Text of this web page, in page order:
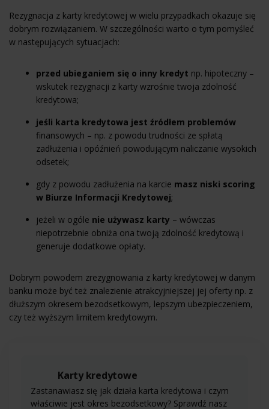
Rezygnacja z karty kredytowej w wielu przypadkach okazuje się
dobrym rozwiązaniem. W szczególności warto o tym pomyśleć
w następujących sytuacjach:
przed ubieganiem się o inny kredyt np. hipoteczny –
wskutek rezygnacji z karty wzrośnie twoja zdolność
kredytowa;
jeśli karta kredytowa jest źródłem problemów
finansowych – np. z powodu trudności ze spłatą
zadłużenia i opóźnień powodującym naliczanie wysokich
odsetek;
gdy z powodu zadłużenia na karcie masz niski scoring
w Biurze Informacji Kredytowej;
jeżeli w ogóle nie używasz karty – wówczas
niepotrzebnie obniża ona twoją zdolność kredytową i
generuje dodatkowe opłaty.
Dobrym powodem zrezygnowania z karty kredytowej w danym
banku może być też znalezienie atrakcyjniejszej jej oferty np. z
dłuższym okresem bezodsetkowym, lepszym ubezpieczeniem,
czy też wyższym limitem kredytowym.
Karty kredytowe
Zastanawiasz się jak działa karta kredytowa i czym
właściwie jest okres bezodsetkowy? Sprawdź nasz